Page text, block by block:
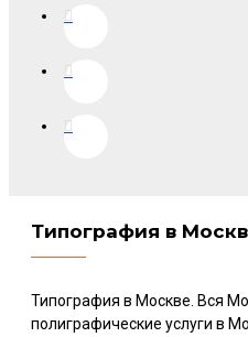
Типография в
Типография в Москве. Вся
полиграфические услуги в